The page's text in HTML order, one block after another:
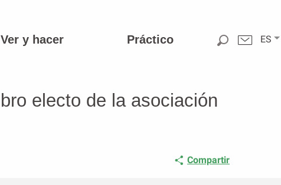
ES
Ver y hacer Práctico
electo de la asociación
Compartir